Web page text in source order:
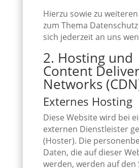
Hierzu sowie zu
zum Thema
sich jederzeit an uns
2. Hosting und
Content
Networks
Externes Hosting
Diese Website wird bei
externen Dienstleister
(Hoster). Die
Daten, die auf dieser
werden, werden auf den